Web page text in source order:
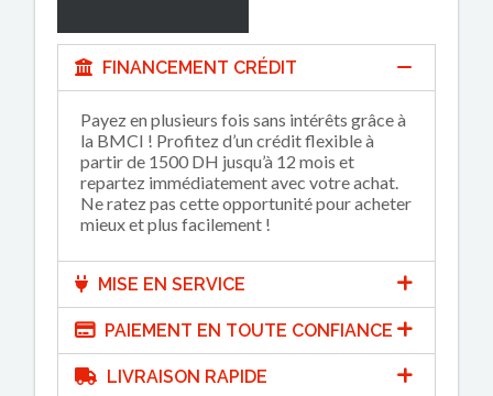
FINANCEMENT CRÉDIT
Payez en plusieurs fois sans intérêts grâce à
la BMCI ! Profitez d’un crédit flexible à
partir de 1500 DH jusqu’à 12 mois et
repartez immédiatement avec votre achat.
Ne ratez pas cette opportunité pour acheter
mieux et plus facilement !
MISE EN SERVICE
PAIEMENT EN TOUTE CONFIANCE
LIVRAISON RAPIDE